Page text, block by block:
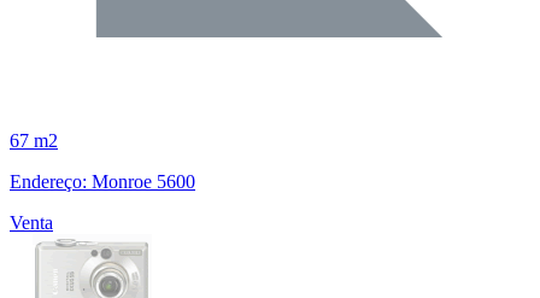
67 m2
Endereço: Monroe 5600
Venta